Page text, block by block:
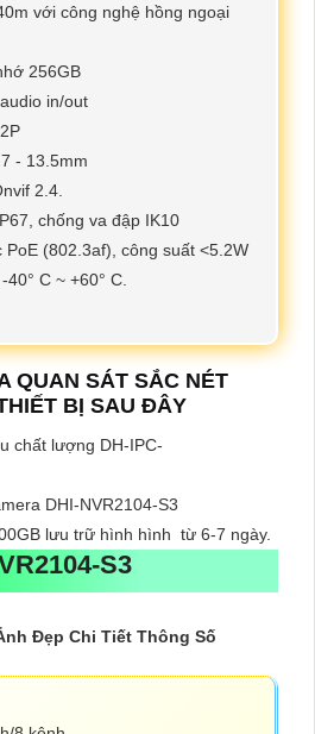
với công nghệ hồng ngoại
256GB
in/out
- 13.5mm
2.4.
chống va đập IK10
PoE (802.3af), công suất <5.2W
C ~ +60° C.
QUAN SÁT SẮC NÉT
BỊ SAU ĐÂY
chất lượng DH-IPC-
DHI-NVR2104-S3
lưu trữ hình hình từ 6-7 ngày.
S3
Đẹp Chi Tiết Thông Số